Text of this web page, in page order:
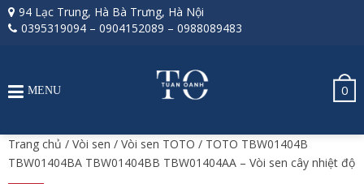
94 Lạc Trung, Hà Bà Trưng, Hà Nội
0395319094 – 0904152089 – 0988089483
0
MENU
Trang chủ / Vòi sen / Vòi sen TOTO / TOTO TBW01404B
TBW01404BA TBW01404BB TBW01404AA – Vòi sen cây nhiệt độ